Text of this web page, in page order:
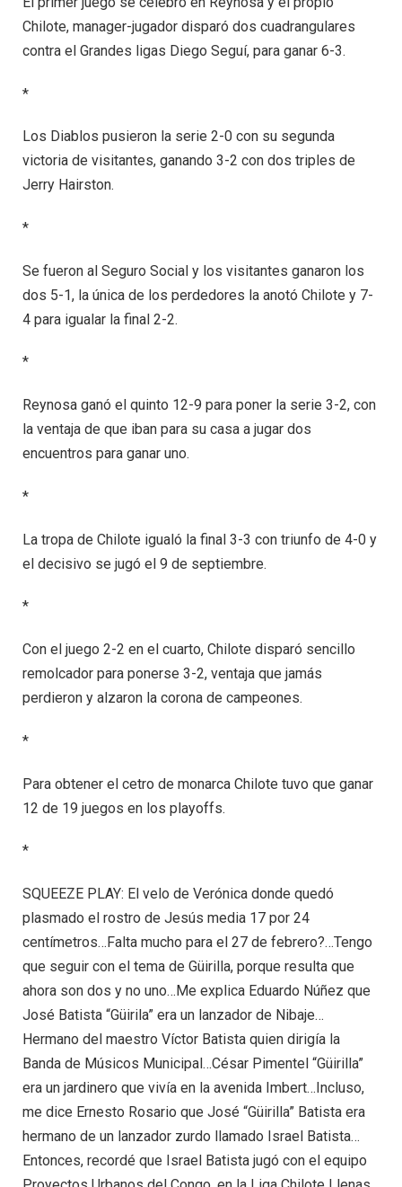
Chilote, manager-jugador disparó dos cuadrangulares
contra el Grandes ligas Diego Seguí, para ganar 6-3.
*
Los Diablos pusieron la serie 2-0 con su segunda
victoria de visitantes, ganando 3-2 con dos triples de
Jerry Hairston.
*
Se fueron al Seguro Social y los visitantes ganaron los
dos 5-1, la única de los perdedores la anotó Chilote y 7-
4 para igualar la final 2-2.
*
Reynosa ganó el quinto 12-9 para poner la serie 3-2, con
la ventaja de que iban para su casa a jugar dos
encuentros para ganar uno.
*
La tropa de Chilote igualó la final 3-3 con triunfo de 4-0 y
el decisivo se jugó el 9 de septiembre.
*
Con el juego 2-2 en el cuarto, Chilote disparó sencillo
remolcador para ponerse 3-2, ventaja que jamás
perdieron y alzaron la corona de campeones.
*
Para obtener el cetro de monarca Chilote tuvo que ganar
12 de 19 juegos en los playoffs.
*
SQUEEZE PLAY: El velo de Verónica donde quedó
plasmado el rostro de Jesús media 17 por 24
centímetros…Falta mucho para el 27 de febrero?…Tengo
que seguir con el tema de Güirilla, porque resulta que
ahora son dos y no uno…Me explica Eduardo Núñez que
José Batista “Güirila” era un lanzador de Nibaje…
Hermano del maestro Víctor Batista quien dirigía la
Banda de Músicos Municipal…César Pimentel “Güirilla”
era un jardinero que vivía en la avenida Imbert…Incluso,
me dice Ernesto Rosario que José “Güirilla” Batista era
hermano de un lanzador zurdo llamado Israel Batista…
Entonces, recordé que Israel Batista jugó con el equipo